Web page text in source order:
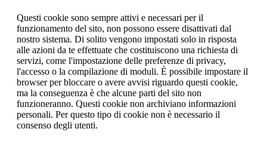
Questi cookie sono sempre attivi e necessari per il
funzionamento del sito, non possono essere disattivati dal
nostro sistema. Di solito vengono impostati solo in risposta
alle azioni da te effettuate che costituiscono una richiesta di
servizi, come l'impostazione delle preferenze di privacy,
l'accesso o la compilazione di moduli. È possibile impostare il
browser per bloccare o avere avvisi riguardo questi cookie,
ma la conseguenza è che alcune parti del sito non
funzioneranno. Questi cookie non archiviano informazioni
personali. Per questo tipo di cookie non è necessario il
consenso degli utenti.